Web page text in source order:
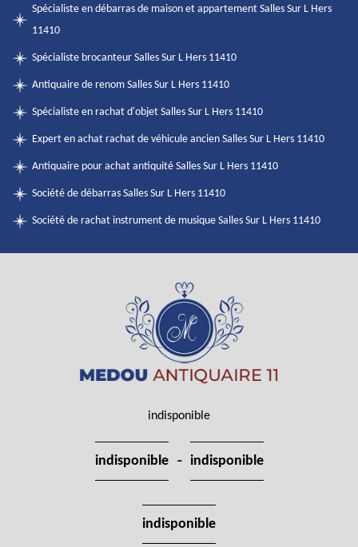
Spécialiste en débarras de maison et appartement Salles Sur L Hers
11410
Spécialiste brocanteur Salles Sur L Hers 11410
Antiquaire de renom Salles Sur L Hers 11410
Spécialiste en rachat d'objet Salles Sur L Hers 11410
Expert en achat rachat de véhicule ancien Salles Sur L Hers 11410
Antiquaire pour achat antiquité Salles Sur L Hers 11410
Société de débarras Salles Sur L Hers 11410
Société de rachat instrument de musique Salles Sur L Hers 11410
indisponible
indisponible - indisponible
indisponible